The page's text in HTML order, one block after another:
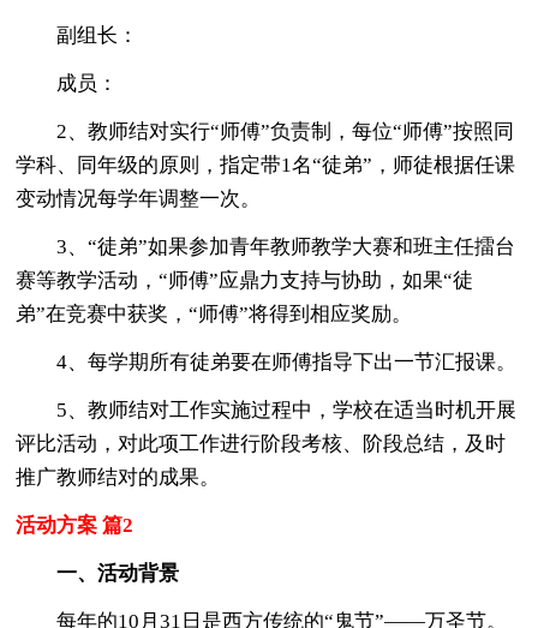
副组长：
成员：
2、教师结对实行“师傅”负责制，每位“师傅”按照同
学科、同年级的原则，指定带1名“徒弟”，师徒根据任课
变动情况每学年调整一次。
3、“徒弟”如果参加青年教师教学大赛和班主任擂台
赛等教学活动，“师傅”应鼎力支持与协助，如果“徒
弟”在竞赛中获奖，“师傅”将得到相应奖励。
4、每学期所有徒弟要在师傅指导下出一节汇报课。
5、教师结对工作实施过程中，学校在适当时机开展
评比活动，对此项工作进行阶段考核、阶段总结，及时
推广教师结对的成果。
活动方案 篇2
一、活动背景
每年的10月31日是西方传统的“鬼节”——万圣节。